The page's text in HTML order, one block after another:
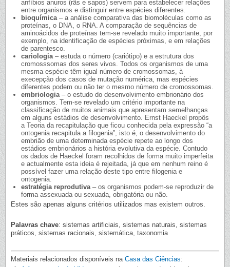
anfíbios anuros (rãs e sapos) servem para estabelecer relações
entre organismos e distinguir entre espécies diferentes.
bioquímica – a análise comparativa das biomoléculas como as
proteínas, o DNA, o RNA. A comparação de sequências de
aminoácidos de proteínas tem-se revelado muito importante, por
exemplo, na identificação de espécies próximas, e em relações
de parentesco.
cariologia – estuda o número (cariótipo) e a estrutura dos
cromosssomas dos seres vivos. Todos os organismos de uma
mesma espécie têm igual número de cromossomas, à
execepção dos casos de mutação numérica, mas espécies
diferentes podem ou não ter o mesmo número de cromossomas.
embriologia – o estudo do desenvolvimento embrionário dos
organismos. Tem-se revelado um critério importante na
classificação de muitos animais que apresentam semelhanças
em alguns estádios de desenvolvimento. Ernst Haeckel propôs
a Teoria da recapitulação que ficou conhecida pela expressão “a
ontogenia recapitula a filogenia”, isto é, o desenvolvimento do
embrião de uma determinada espécie repete ao longo dos
estádios embrionários a história evolutiva da espécie. Contudo
os dados de Haeckel foram recolhidos de forma muito imperfeita
e actualmente esta ideia é rejeitada, já que em nenhum reino é
possível fazer uma relação deste tipo entre filogenia e
ontogenia.
estratégia reprodutiva – os organismos podem-se reproduzir de
forma assexuada ou sexuada, obrigatória ou não.
Estes são apenas alguns critérios utilizados mas existem outros.
Palavras chave: sistemas artificiais, sistemas naturais, sistemas
práticos, sistemas racionais, sistemática, taxonomia
Materiais relacionados disponíveis na Casa das Ciências: